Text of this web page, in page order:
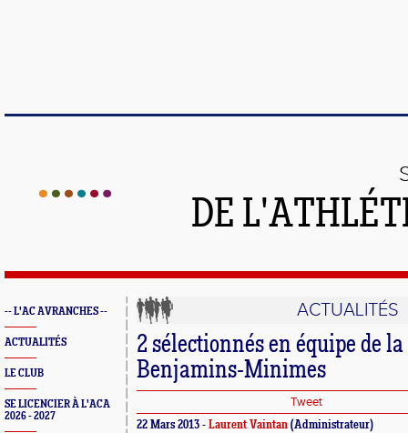
DE
-- L'AC AVRANCHES --
ACTUALITÉS
LE CLUB
SE LICENCIER À L'ACA
2026 - 2027
ACTUALITÉS
2 sélectionnés en équipe de
Benjamins-Minimes
Tweet
22 Mars 2013 - Laurent Vaintan (Administrateur)